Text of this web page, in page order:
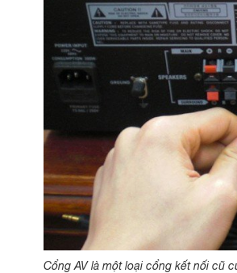
Cổng AV là một loại cổng kết nối cũ